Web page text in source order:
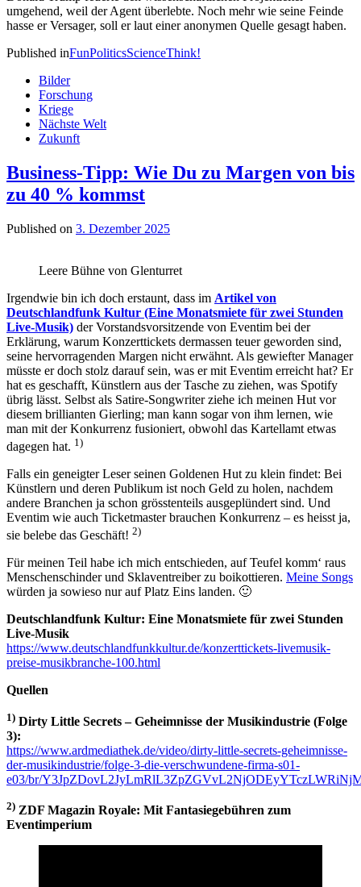
umgehend, weil der Agent überlebte. Noch mehr wie seine Feinde
hasse er Versager, soll er laut einer anonymen Quelle gesagt haben.
Published inFunPoliticsScienceThink!
Bilder
Forschung
Kriege
Nächste Welt
Zukunft
Business-Tipp: Wie Du zu Margen von bis
zu 40 % kommst
Published on 3. Dezember 2025
Leere Bühne von Glenturret
Irgendwie bin ich doch erstaunt, dass im Artikel von
Deutschlandfunk Kultur (Eine Monatsmiete für zwei Stunden
Live-Musik) der Vorstandsvorsitzende von Eventim bei der
Erklärung, warum Konzerttickets dermassen teuer geworden sind,
seine hervorragenden Margen nicht erwähnt. Als gewiefter Manager
müsste er doch stolz darauf sein, was er mit Eventim erreicht hat? Er
hat es geschafft, Künstlern aus der Tasche zu ziehen, was Spotify
übrig lässt. Selbst als Satire-Songwriter ziehe ich meinen Hut vor
diesem brillianten Gierling; man kann sogar von ihm lernen, wie
man mit der Konkurrenz fusioniert, obwohl das Kartellamt etwas
dagegen hat. 1)
Falls ein geneigter Leser seinen Goldenen Hut zu klein findet: Bei
Künstlern und deren Publikum ist noch Geld zu holen, nachdem
andere Branchen ja schon grösstenteils ausgeplündert sind. Und
Eventim wie auch Ticketmaster brauchen Konkurrenz – es heisst ja,
sie belebe das Geschäft! 2)
Für meinen Teil habe ich mich entschieden, auf Teufel komm‘ raus
Menschenschinder und Sklaventreiber zu boikottieren. Meine Songs
würden ja sowieso nur auf Platz Eins landen. 🙂
Deutschlandfunk Kultur: Eine Monatsmiete für zwei Stunden
Live-Musik
https://www.deutschlandfunkkultur.de/konzerttickets-livemusik-
preise-musikbranche-100.html
Quellen
1) Dirty Little Secrets – Geheimnisse der Musikindustrie (Folge
3):
https://www.ardmediathek.de/video/dirty-little-secrets-geheimnisse-
der-musikindustrie/folge-3-die-verschwundene-firma-s01-
e03/br/
2) ZDF Magazin Royale: Mit Fantasiegebühren zum
Eventimperium